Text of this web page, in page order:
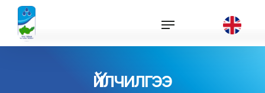
Үйлчилгээ